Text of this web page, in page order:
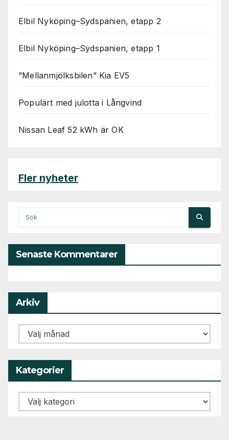
Elbil Nyköping–Sydspanien, etapp 2
Elbil Nyköping–Sydspanien, etapp 1
”Mellanmjölksbilen” Kia EV5
Populärt med julotta i Långvind
Nissan Leaf 52 kWh är OK
Fler nyheter
Senaste Kommentarer
Arkiv
Arkiv
Kategorier
Kategorier